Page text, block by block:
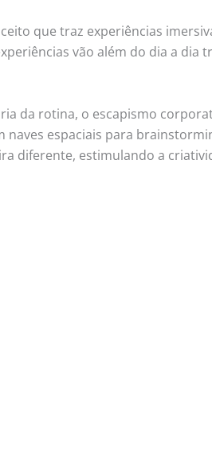
que traz experiências
vão além do dia a
da rotina, o escapismo
naves espaciais para
diferente, estimulando a